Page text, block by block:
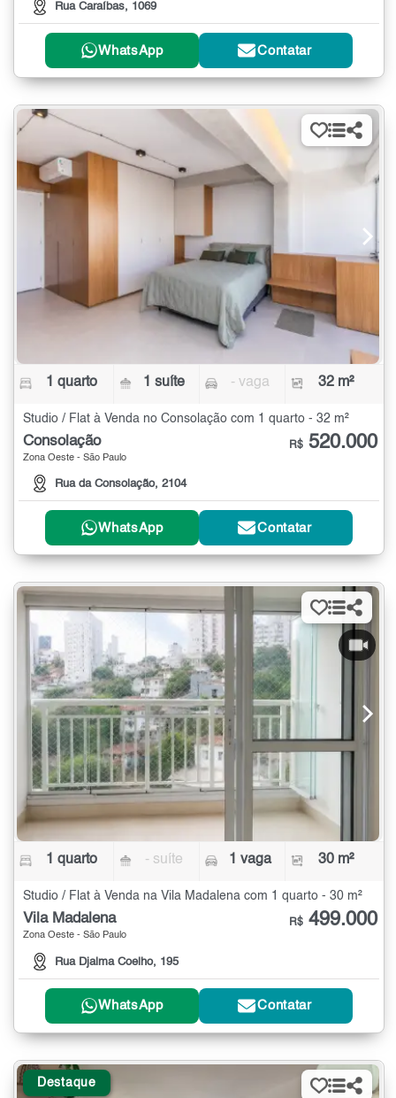
Rua Caraíbas, 1069
WhatsApp Contatar
1 quarto 1 suíte - vaga 32 m²
Studio / Flat à Venda no Consolação com 1 quarto - 32 m²
Consolação
Zona Oeste - São Paulo
Rua da Consolação, 2104
R$ 520.000
WhatsApp Contatar
1 quarto - suíte 1 vaga 30 m²
Studio / Flat à Venda na Vila Madalena com 1 quarto - 30 m²
Vila Madalena
Zona Oeste - São Paulo
Rua Djalma Coelho, 195
R$ 499.000
WhatsApp Contatar
Destaque